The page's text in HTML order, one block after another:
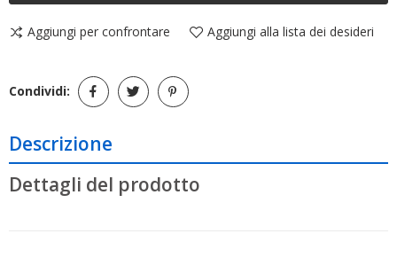
Aggiungi per confrontare Aggiungi alla lista dei desideri
Condividi:
Descrizione
Dettagli del prodotto